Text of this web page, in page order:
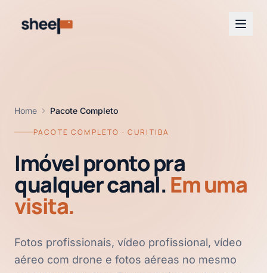
Home Pacote Completo
PACOTE COMPLETO · CURITIBA
Imóvel pronto pra
qualquer canal.Em uma
visita.
Fotos profissionais, vídeo profissional, vídeo
aéreo com drone e fotos aéreas no mesmo